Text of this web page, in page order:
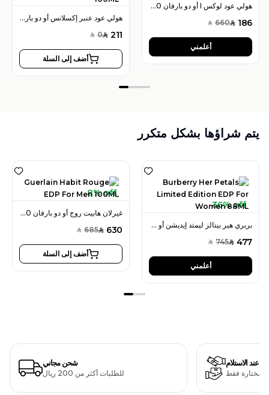
هولي عود عنبر إكسلانس أو دو بارفان 100 مل للجنسين
SAR 211
SAR 0
أضف إلى السلة
هولي عود لوكس I أو دو بارفان 100 مل للجنسين
SAR 186
SAR 660
أعلمني
يتم شراؤها بشكل متكرر
8% off
غيرلان هابيت روج أو دو بارفان 100 مل للرجال
SAR 630
SAR 685
أضف إلى السلة
36% off
بربري هير بيتالز ليمتد إيديشن أو دو بارفان 88 مل للنساء
SAR 477
SAR 745
أعلمني
شحن مجاني
للطلبات أكثر من 200 ريال
عند الاستلام
مختارة فقط